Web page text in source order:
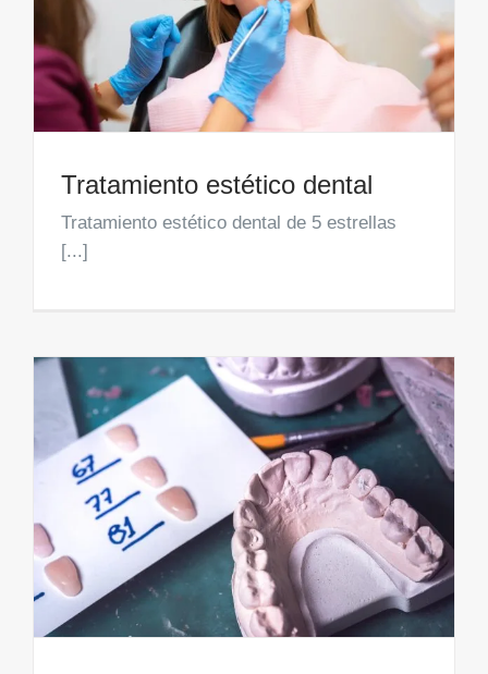
Tratamiento estético dental
Tratamiento estético dental de 5 estrellas
[...]